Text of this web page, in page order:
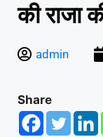
की राजा
admin
Share